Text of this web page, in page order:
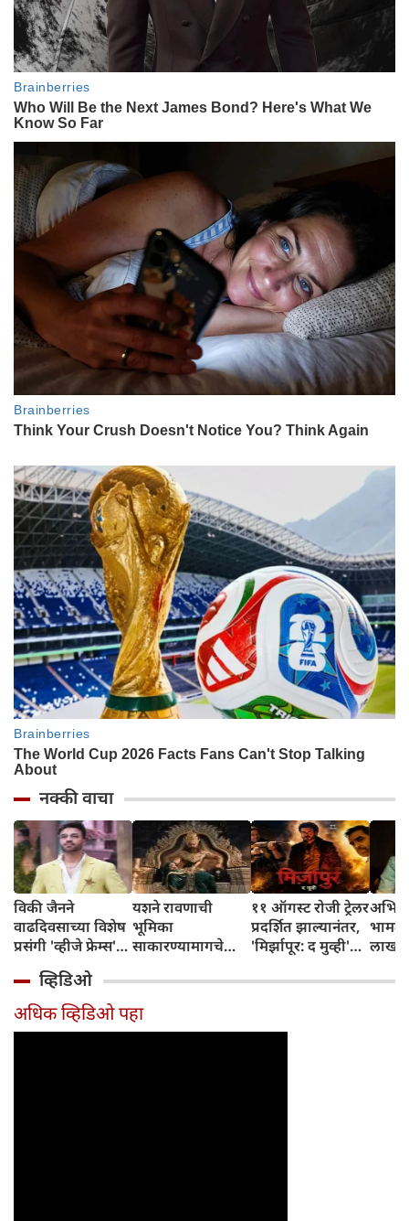
नक्की वाचा
विकी जैनने
वाढदिवसाच्या विशेष
प्रसंगी 'व्हीजे फ्रेम्स'
हाऊसची भव्य
सुरुवात केली
यशने रावणाची
भूमिका
साकारण्यामागचे
११ ऑगस्ट रोजी ट्रेलर
प्रदर्शित झाल्यानंतर,
'मिर्झापूर: द मुव्ही'
प्रमोशन करणार
व्हिडिओ
अधिक व्हिडिओ पहा